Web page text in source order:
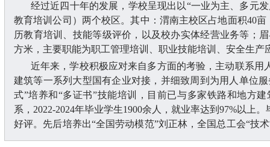
经过近四十年的发展，学校呈现出以“一业为主、多元
教育培训公司）两个校区。其中：渭南主校区占地面积40
历教育培训、技能等级评价，以及校办实体经营业务等；
方米，主要职能为职工管理培训、职业技能培训、安全生
近年来，学校积极应对来自多方面的考验，主动联系
建筑等一系列大型国有企业对接，并细致周到为用人单位
式”培养和“多证书”技能培训，目前已与多家铁路和地方
系，2022-2024年毕业学生1900余人，就业率达到97%以上
好评。先后培养出“全国劳动模范”刘正林，全国总工会“技
华山；工程材料试验工技能大赛国家银奖获得者刘杰，上